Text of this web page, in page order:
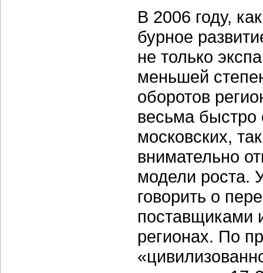
В 2006 году,
бурное
не только
меньшей
оборотов
весьма быстро
московских,
внимательно
модели роста.
говорить о
поставщиками
регионах. По